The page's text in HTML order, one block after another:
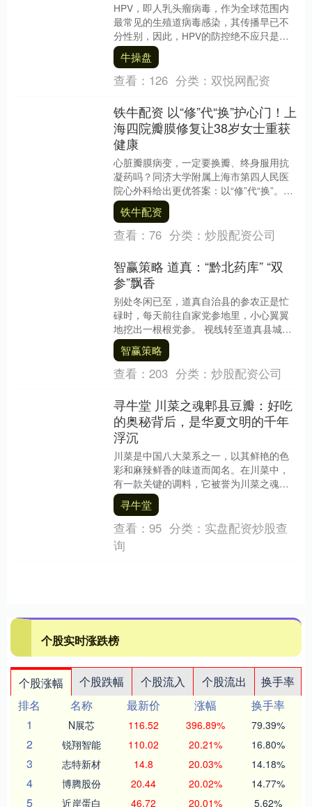
HPV，即人乳头瘤病毒，作为全球范围内
最常见的生殖道病毒感染，其传播早已不
分性别，因此，HPV的防控绝不应只是女
性的“独角戏”，而是需要男女共防、全家参
与的公共....
牛操盘
查看： 126 分类： 双悦网配资
铁牛配资 以“修”代“换”护心门！上
海四院瓣膜修复让38岁女士重获
健康
心脏瓣膜病变，一定要换瓣、终身服用抗
凝药吗？同济大学附属上海市第四人民医
院心外科给出更优答案：以“修”代“换”。春
节过后，38岁的陈女士回到上海四院复
查，各项指....
铁牛配资
查看： 76 分类： 炒股配资公司
智赢策略 道真：“黔北药库” “双
参”飘香
别处冬闲已至，道真自治县的参农正是忙
碌时，每天前往自家党参地里，小心翼翼
地挖出一根根党参。 视线转至道真县城，
街头巷尾的餐馆内，土鸡与党参一起放入
大锅炖煮，慢慢....
智赢策略
查看： 203 分类： 炒股配资公司
寻牛堂 川菜之魂郫县豆瓣：好吃
的奥秘背后，是华夏文明的千年
浮沉
川菜是中国八大菜系之一，以其鲜艳的色
彩和麻辣鲜香的味道而闻名。在川菜中，
有一款关键的调料，它被誉为川菜之魂，
使得川菜的菜肴色泽红亮、味道诱人，这
就是郫县豆瓣酱。....
寻牛堂
查看： 95 分类： 实盘配资炒股查
询
个股实时涨跌榜
个股涨幅 个股跌幅 个股流入 个股流出
换手率
排名
名称 最新价 涨幅
换手率
1
N展芯 116.52 396.89% 79.39%
2 锐翔智能 110.02 20.21% 16.80%
3 志特新材 14.8 20.03% 14.18%
4 博腾股份 20.44 20.02% 14.77%
5 近岸蛋白 46.72 20.01% 5.62%